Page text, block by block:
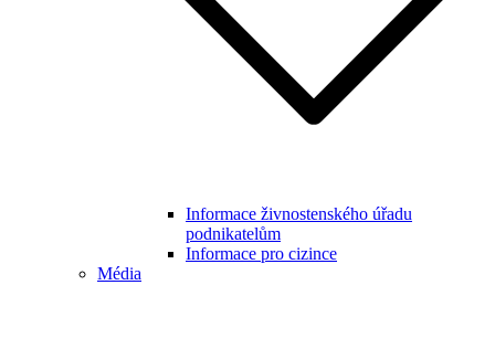
Informace živnostenského úřadu
podnikatelům
Informace pro cizince
Média